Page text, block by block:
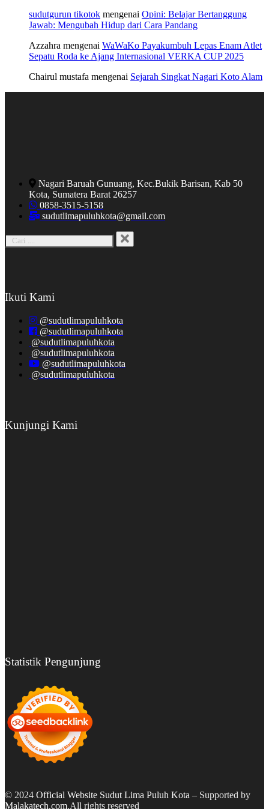
sudutgurun tikotok mengenai Opini: Belajar Bertanggung
Jawab: Mengubah Hidup dari Cara Pandang
Azzahra mengenai WaWaKo Payakumbuh Lepas Enam Atlet
Sepatu Roda ke Ajang Internasional VERKA CUP 2025
Chairul mustafa mengenai Sejarah Singkat Nagari Koto Alam
Nagari Baruah Gunuang, Kec.Bukik Barisan, Kab 50
Kota, Sumatera Barat 26257
0858-3515-5158
sudutlimapuluhkota@gmail.com
Ikuti Kami
@sudutlimapuluhkota
@sudutlimapuluhkota
@sudutlimapuluhkota
@sudutlimapuluhkota
@sudutlimapuluhkota
@sudutlimapuluhkota
Kunjungi Kami
Statistik Pengunjung
© 2024 Official Website Sudut Lima Puluh Kota – Supported by
Malakatech.com.All rights reserved